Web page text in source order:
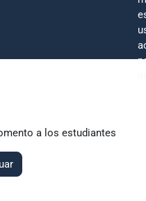
a los estudiantes